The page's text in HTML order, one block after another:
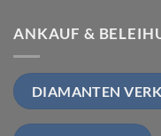
ANKAUF &
DIAMANTEN